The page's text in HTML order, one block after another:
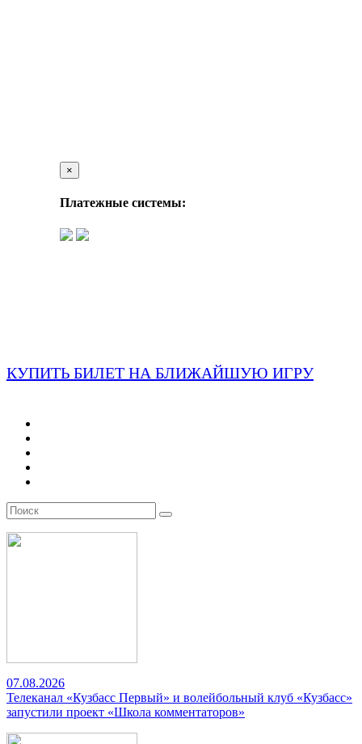
×
Платежные системы:
КУПИТЬ БИЛЕТ НА БЛИЖАЙШУЮ ИГРУ
07.08.2026
Телеканал «Кузбасс Первый» и волейбольный клуб «Кузбасс»
запустили проект «Школа комментаторов»